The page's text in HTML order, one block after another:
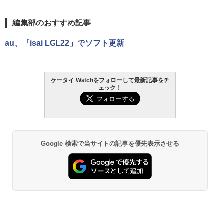
編集部のおすすめ記事
au、「isai LGL22」でソフト更新
ケータイ Watchをフォローして最新記事をチ
ェック！
Google 検索で当サイトの記事を優先表示させる